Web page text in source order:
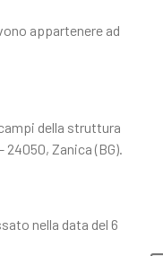
appartenere ad
della struttura
24050, Zanica (BG).
nella data del 6